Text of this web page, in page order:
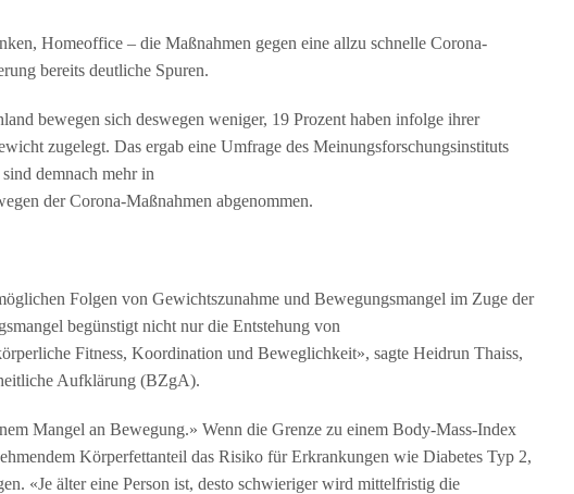
Homeoffice – die Maßnahmen gegen eine allzu schnelle Corona-
bereits deutliche Spuren.
bewegen sich deswegen weniger, 19 Prozent haben infolge ihrer
zugelegt. Das ergab eine Umfrage des Meinungsforschungsinstituts
demnach mehr in
der Corona-Maßnahmen abgenommen.
Folgen von Gewichtszunahme und Bewegungsmangel im Zuge der
begünstigt nicht nur die Entstehung von
Fitness, Koordination und Beweglichkeit», sagte Heidrun Thaiss,
Aufklärung (BZgA).
Mangel an Bewegung.» Wenn die Grenze zu einem Body-Mass-Index
Körperfettanteil das Risiko für Erkrankungen wie Diabetes Typ 2,
«Je älter eine Person ist, desto schwieriger wird mittelfristig die